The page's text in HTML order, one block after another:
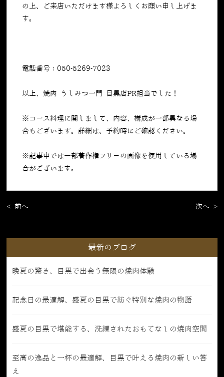
の上、ご来店いただけます様よろしくお願い申し上げま
す。
電話番号：050-5269-7023
以上、焼肉 うしみつ一門 目黒店PR担当でした！
※コース料理に関しまして、内容、構成が一部異なる場
合もございます。詳細は、予約時にご確認ください。
※記事中では一部著作権フリーの画像を使用している場
合がございます。
< 前へ 次へ >
最新のブログ
晩夏の驚き、目黒で出会う無限の焼肉体験
記念日の最適解、盛夏の目黒で紡ぐ特別な焼肉の物語
盛夏の目黒で堪能する、洗練されたおもてなしの焼肉空間
至高の逸品と一杯の最適解、目黒で叶える焼肉の新しい答
え